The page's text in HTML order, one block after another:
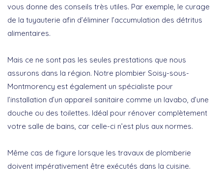
vous donne des conseils très utiles. Par exemple, le curage
de la tuyauterie afin d’éliminer l’accumulation des détritus
alimentaires.
Mais ce ne sont pas les seules prestations que nous
assurons dans la région. Notre plombier Soisy-sous-
Montmorency est également un spécialiste pour
l’installation d’un appareil sanitaire comme un lavabo, d’une
douche ou des toilettes. Idéal pour rénover complètement
votre salle de bains, car celle-ci n’est plus aux normes.
Même cas de figure lorsque les travaux de plomberie
doivent impérativement être exécutés dans la cuisine.